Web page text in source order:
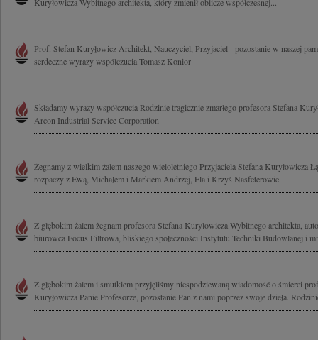
Prof. Stefan Kuryłowicz Architekt, Nauczyciel, Przyjaciel - pozostanie w naszej
serdeczne wyrazy współczucia Tomasz Konior
Składamy wyrazy współczucia Rodzinie tragicznie zmarłego profesora Stefana
Arcon Industrial Service Corporation
Żegnamy z wielkim żalem naszego wieloletniego Przyjaciela Stefana Kuryłowicza
rozpaczy z Ewą, Michałem i Markiem Andrzej, Ela i Krzyś Nasfeterowie
Z głębokim żalem żegnam profesora Stefana Kuryłowicza Wybitnego architekta,
biurowca Focus Filtrowa, bliskiego społeczności Instytutu Techniki Budowlanej i
Z głębokim żalem i smutkiem przyjęliśmy niespodziewaną wiadomość o śmierci
Kuryłowicza Panie Profesorze, pozostanie Pan z nami poprzez swoje dzieła.